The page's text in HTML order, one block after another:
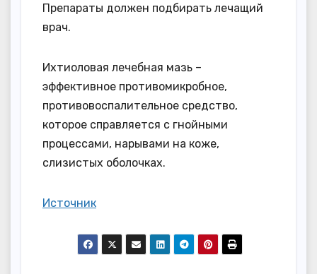
Препараты должен подбирать лечащий
врач.
Ихтиоловая лечебная мазь –
эффективное противомикробное,
противовоспалительное средство,
которое справляется с гнойными
процессами, нарывами на коже,
слизистых оболочках.
Источник